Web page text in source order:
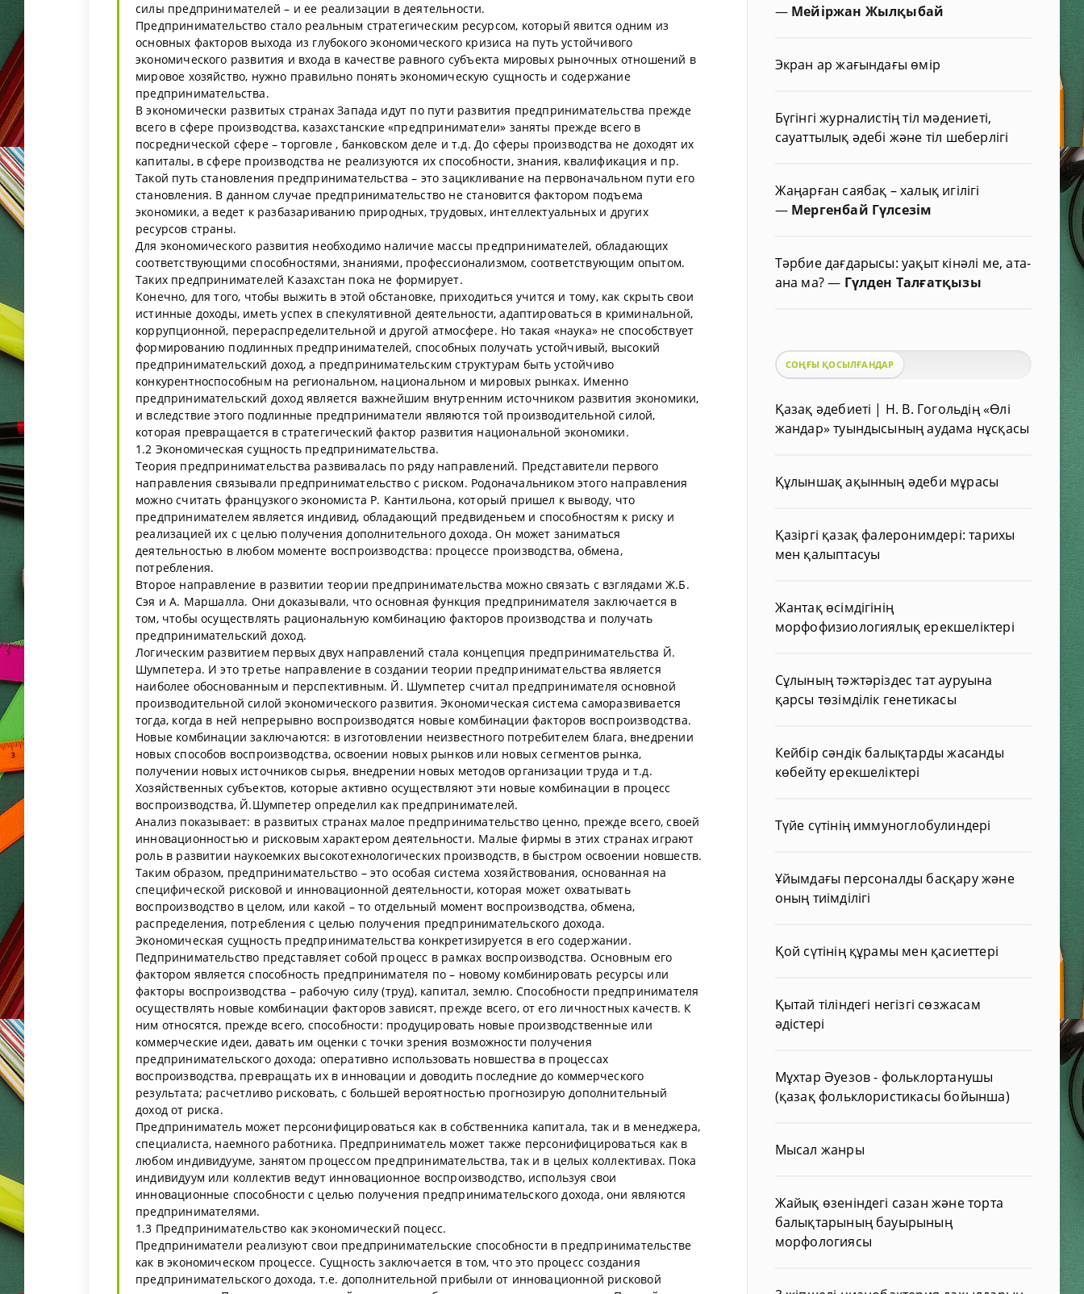
силы предпринимателей – и ее реализации в деятельности.
Предпринимательство стало реальным стратегическим ресурсом, который явится одним из
основных факторов выхода из глубокого экономического кризиса на путь устойчивого
экономического развития и входа в качестве равного субъекта мировых рыночных отношений в
мировое хозяйство, нужно правильно понять экономическую сущность и содержание
предпринимательства.
В экономически развитых странах Запада идут по пути развития предпринимательства прежде
всего в сфере производства, казахстанские «предприниматели» заняты прежде всего в
посреднической сфере – торговле , банковском деле и т.д. До сферы производства не доходят их
капиталы, в сфере производства не реализуются их способности, знания, квалификация и пр.
Такой путь становления предпринимательства – это зацикливание на первоначальном пути его
становления. В данном случае предпринимательство не становится фактором подъема
экономики, а ведет к разбазариванию природных, трудовых, интеллектуальных и других
ресурсов страны.
Для экономического развития необходимо наличие массы предпринимателей, обладающих
соответствующими способностями, знаниями, профессионализмом, соответствующим опытом.
Таких предпринимателей Казахстан пока не формирует.
Конечно, для того, чтобы выжить в этой обстановке, приходиться учится и тому, как скрыть свои
истинные доходы, иметь успех в спекулятивной деятельности, адаптироваться в криминальной,
коррупционной, перераспределительной и другой атмосфере. Но такая «наука» не способствует
формированию подлинных предпринимателей, способных получать устойчивый, высокий
предпринимательский доход, а предпринимательским структурам быть устойчиво
конкурентноспособным на региональном, национальном и мировых рынках. Именно
предпринимательский доход является важнейшим внутренним источником развития экономики,
и вследствие этого подлинные предприниматели являются той производительной силой,
которая превращается в стратегический фактор развития национальной экономики.
1.2 Экономическая сущность предпринимательства.
Теория предпринимательства развивалась по ряду направлений. Представители первого
направления связывали предпринимательство с риском. Родоначальником этого направления
можно считать французкого экономиста Р. Кантильона, который пришел к выводу, что
предпринимателем является индивид, обладающий предвиденьем и способностям к риску и
реализацией их с целью получения дополнительного дохода. Он может заниматься
деятельностью в любом моменте воспроизводства: процессе производства, обмена,
потребления.
Второе направление в развитии теории предпринимательства можно связать с взглядами Ж.Б.
Сэя и А. Маршалла. Они доказывали, что основная функция предпринимателя заключается в
том, чтобы осуществлять рациональную комбинацию факторов производства и получать
предпринимательский доход.
Логическим развитием первых двух направлений стала концепция предпринимательства Й.
Шумпетера. И это третье направление в создании теории предпринимательства является
наиболее обоснованным и перспективным. Й. Шумпетер считал предпринимателя основной
производительной силой экономического развития. Экономическая система саморазвивается
тогда, когда в ней непрерывно воспроизводятся новые комбинации факторов воспроизводства.
Новые комбинации заключаются: в изготовлении неизвестного потребителем блага, внедрении
новых способов воспроизводства, освоении новых рынков или новых сегментов рынка,
получении новых источников сырья, внедрении новых методов организации труда и т.д.
Хозяйственных субъектов, которые активно осуществляют эти новые комбинации в процесс
воспроизводства, Й.Шумпетер определил как предпринимателей.
Анализ показывает: в развитых странах малое предпринимательство ценно, прежде всего, своей
инновационностью и рисковым характером деятельности. Малые фирмы в этих странах играют
роль в развитии наукоемких высокотехнологических производств, в быстром освоении новшеств.
Таким образом, предпринимательство – это особая система хозяйствования, основанная на
специфической рисковой и инновационной деятельности, которая может охватывать
воспроизводство в целом, или какой – то отдельный момент воспроизводства, обмена,
распределения, потребления с целью получения предпринимательского дохода.
Экономическая сущность предпринимательства конкретизируется в его содержании.
Педпринимательство представляет собой процесс в рамках воспроизводства. Основным его
фактором является способность предпринимателя по – новому комбинировать ресурсы или
факторы воспроизводства – рабочую силу (труд), капитал, землю. Способности предпринимателя
осуществлять новые комбинации факторов зависят, прежде всего, от его личностных качеств. К
ним относятся, прежде всего, способности: продуцировать новые производственные или
коммерческие идеи, давать им оценки с точки зрения возможности получения
предпринимательского дохода; оперативно использовать новшества в процессах
воспроизводства, превращать их в инновации и доводить последние до коммерческого
результата; расчетливо рисковать, с большей вероятностью прогнозирую дополнительный
доход от риска.
Предприниматель может персонифицироваться как в собственника капитала, так и в менеджера,
специалиста, наемного работника. Предприниматель может также персонифицироваться как в
любом индивидууме, занятом процессом предпринимательства, так и в целых коллективах. Пока
индивидуум или коллектив ведут инновационное воспроизводство, используя свои
инновационные способности с целью получения предпринимательского дохода, они являются
предпринимателями.
1.3 Предпринимательство как экономический поцесс.
Предприниматели реализуют свои предпринимательские способности в предпринимательстве
как в экономическом процессе. Сущность заключается в том, что это процесс создания
предпринимательского дохода, т.е. дополнительной прибыли от инновационной рисковой
— Мейіржан Жылқыбай
Экран ар жағындағы өмір
Бүгінгі журналистің тіл мәдениеті,
сауаттылық әдебі және тіл шеберлігі
Жаңарған саябақ – халық игілігі
— Мергенбай Гүлсезім
Тәрбие дағдарысы: уақыт кінәлі ме, ата-
ана ма?— Гүлден Талғатқызы
СОҢҒЫ ҚОСЫЛҒАНДАР
Қазақ әдебиеті | Н. В. Гогольдің «Өлі
жандар» туындысының аудама нұсқасы
Құлыншақ ақынның әдеби мұрасы
Қазіргі қазақ фалеронимдері: тарихы
мен қалыптасуы
Жантақ өсімдігінің
морфофизиологиялық ерекшеліктері
Сұлының тәжтәріздес тат ауруына
қарсы төзімділік генетикасы
Кейбір сәндік балықтарды жасанды
көбейту ерекшеліктері
Түйе сүтінің иммуноглобулиндері
Ұйымдағы персоналды басқару және
оның тиімділігі
Қой сүтінің құрамы мен қасиеттері
Қытай тіліндегі негізгі сөзжасам
әдістері
Мұхтар Әуезов - фольклортанушы
(қазақ фольклористикасы бойынша)
Мысал жанры
Жайық өзеніндегі сазан және торта
балықтарының бауырының
морфологиясы